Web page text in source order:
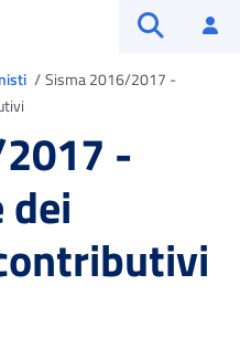
Sisma 2016/2017 -
-
dei